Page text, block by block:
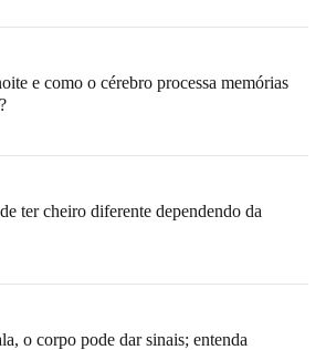
e como o cérebro processa memórias
ter cheiro diferente dependendo da
o corpo pode dar sinais; entenda